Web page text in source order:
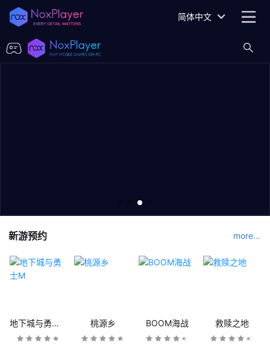
简体中文
新游预约 more...
地下城与勇士M 桃源乡 BOOM海战 救赎之地